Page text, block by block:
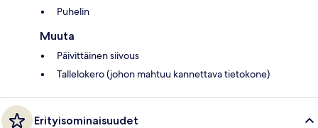
Puhelin
Muuta
Päivittäinen siivous
Tallelokero (johon mahtuu kannettava tietokone)
Erityisominaisuudet